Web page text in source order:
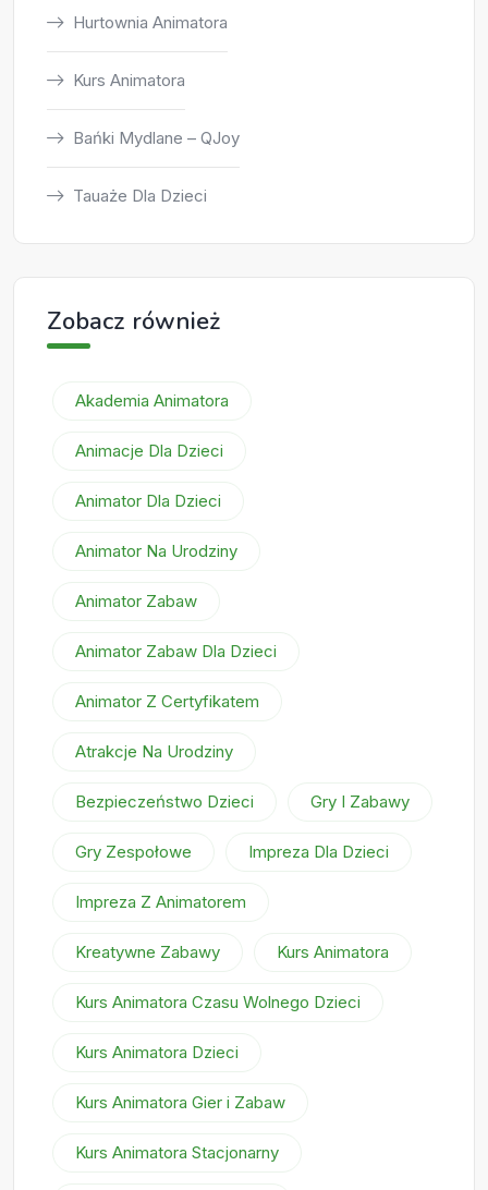
Hurtownia Animatora
Kurs Animatora
Bańki Mydlane – QJoy
Tauaże Dla Dzieci
Zobacz również
Akademia Animatora
Animacje Dla Dzieci
Animator Dla Dzieci
Animator Na Urodziny
Animator Zabaw
Animator Zabaw Dla Dzieci
Animator Z Certyfikatem
Atrakcje Na Urodziny
Bezpieczeństwo Dzieci Gry I Zabawy
Gry Zespołowe Impreza Dla Dzieci
Impreza Z Animatorem
Kreatywne Zabawy Kurs Animatora
Kurs Animatora Czasu Wolnego Dzieci
Kurs Animatora Dzieci
Kurs Animatora Gier i Zabaw
Kurs Animatora Stacjonarny